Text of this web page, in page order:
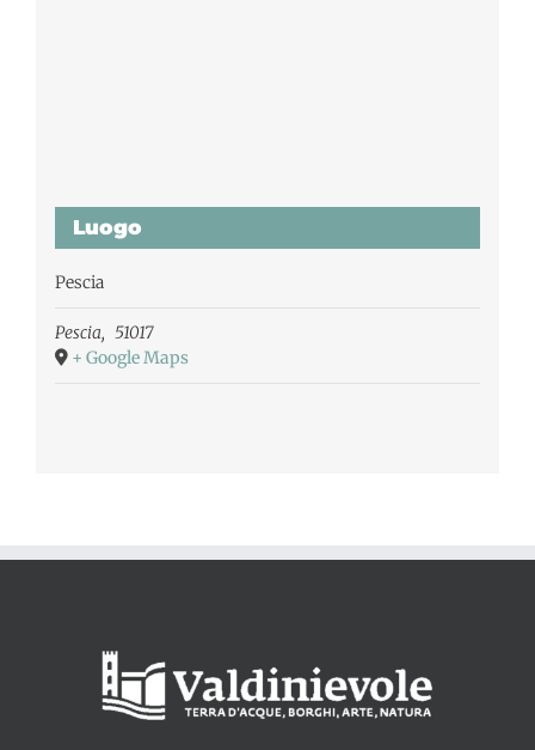
Luogo
Pescia
Pescia, 51017
+ Google Maps